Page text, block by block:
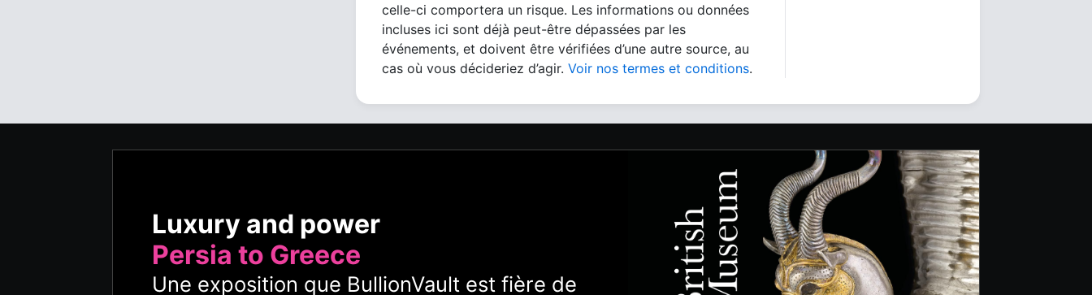
celle-ci comportera un risque. Les informations ou données
incluses ici sont déjà peut-être dépassées par les
événements, et doivent être vérifiées d’une autre source, au
cas où vous décideriez d’agir. Voir nos termes et conditions.
Luxury and power
Persia to Greece
Une exposition que BullionVault est fière de